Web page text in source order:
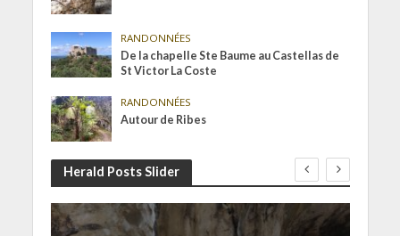
RANDONNÉES
De la chapelle Ste Baume au Castellas de
St Victor La Coste
RANDONNÉES
Autour de Ribes
Herald Posts Slider